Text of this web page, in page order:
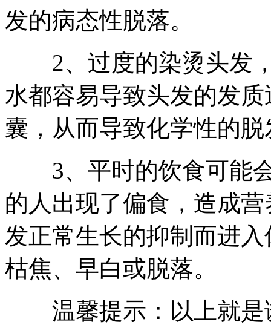
发的病态性脱落。
2、过度的染烫头发，
水都容易导致头发的发
囊，从而导致化学性的脱
3、平时的饮食可能会
的人出现了偏食，造成
发正常生长的抑制而进
枯焦、早白或脱落。
温馨提示：以上就是